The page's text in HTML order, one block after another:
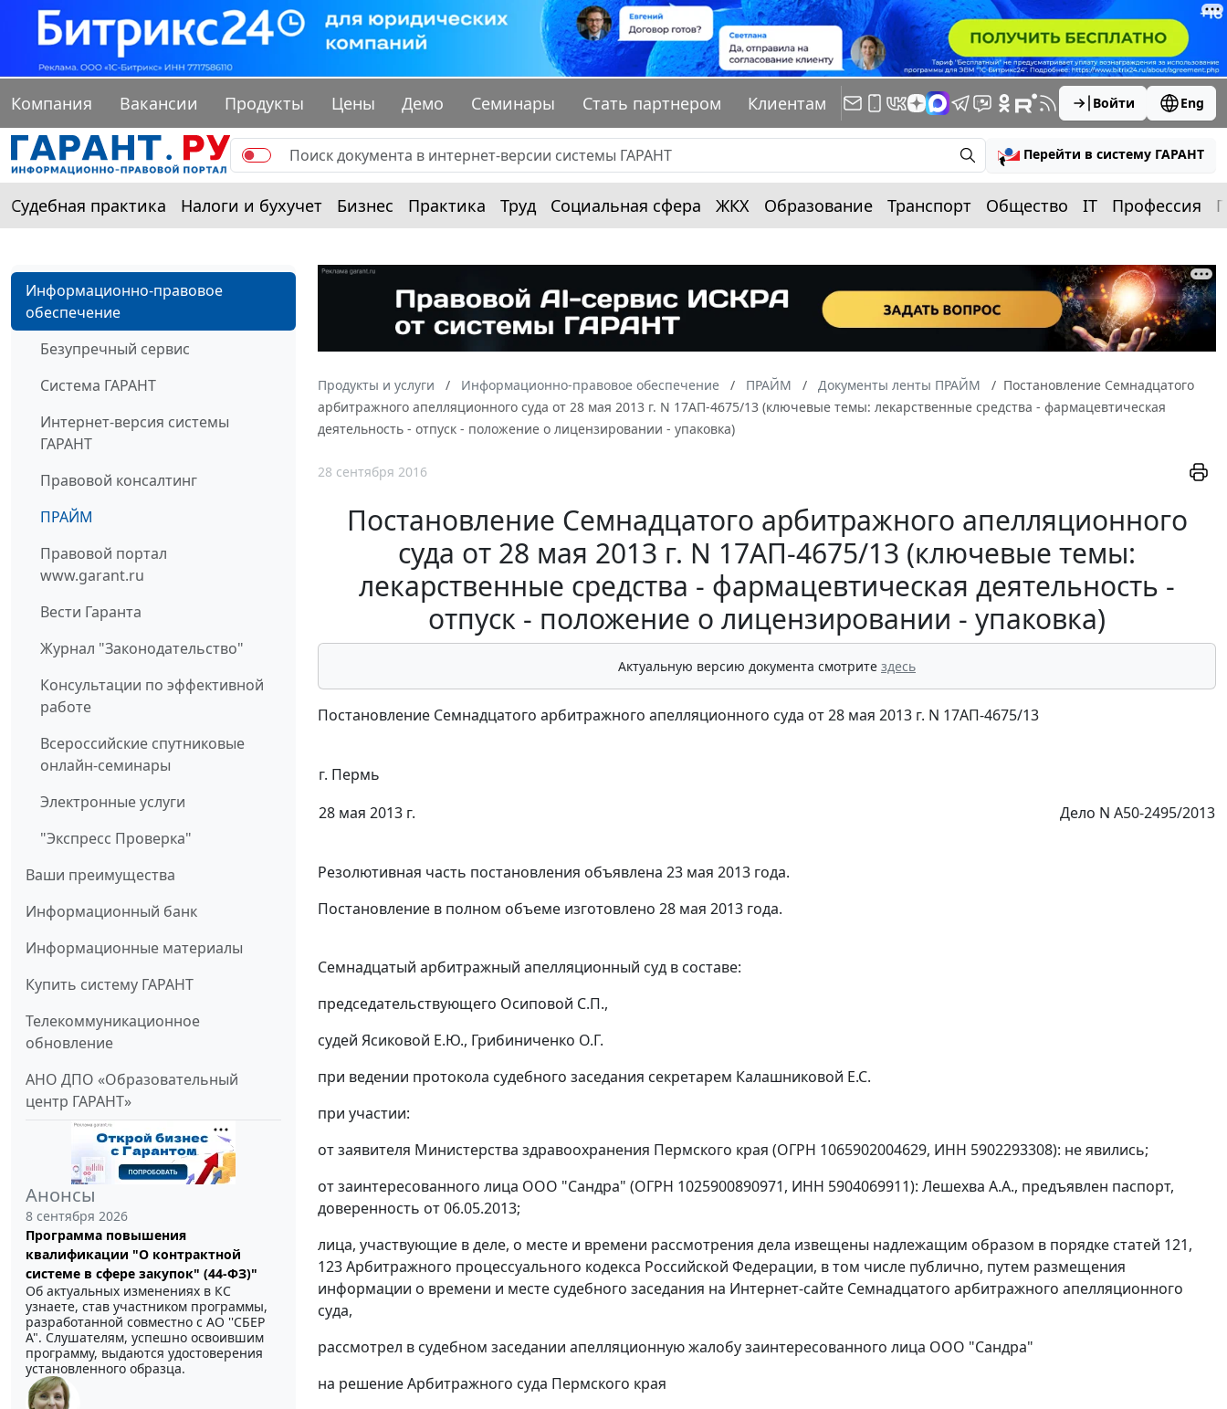
Компания Вакансии Продукты Цены Демо Семинары Стать партнером Клиентам Войти Eng
Перейти в систему ГАРАНТ
Судебная практика Налоги и бухучет Бизнес Практика Труд Социальная сфера ЖКХ Образование Транспорт Общество IT Профессия
Информационно-правовое
обеспечение
Безупречный сервис
Система ГАРАНТ
Интернет-версия системы
ГАРАНТ
Правовой консалтинг
ПРАЙМ
Правовой портал
www.garant.ru
Вести Гаранта
Журнал "Законодательство"
Консультации по эффективной
работе
Всероссийские спутниковые
онлайн-семинары
Электронные услуги
"Экспресс Проверка"
Ваши преимущества
Информационный банк
Информационные материалы
Купить систему ГАРАНТ
Телекоммуникационное
обновление
АНО ДПО «Образовательный
центр ГАРАНТ»
Анонсы
8 сентября 2026
Программа повышения
квалификации "О контрактной
системе в сфере закупок" (44-ФЗ)"
Об актуальных изменениях в КС
узнаете, став участником программы,
разработанной совместно с АО ''СБЕР
А". Слушателям, успешно освоившим
программу, выдаются удостоверения
установленного образца.
Продукты и услуги Информационно-правовое обеспечение ПРАЙМ Документы ленты ПРАЙМ
Постановление Семнадцатого
арбитражного апелляционного суда от 28 мая 2013 г. N 17АП-4675/13 (ключевые темы: лекарственные средства - фармацевтическая
деятельность - отпуск - положение о лицензировании - упаковка)
28 сентября 2016
Постановление Семнадцатого арбитражного апелляционного
суда от 28 мая 2013 г. N 17АП-4675/13 (ключевые темы:
лекарственные средства - фармацевтическая деятельность -
отпуск - положение о лицензировании - упаковка)
Актуальную версию документа смотрите здесь
Постановление Семнадцатого арбитражного апелляционного суда от 28 мая 2013 г. N 17АП-4675/13
г. Пермь
28 мая 2013 г.
Дело N А50-2495/2013
Резолютивная часть постановления объявлена 23 мая 2013 года.
Постановление в полном объеме изготовлено 28 мая 2013 года.
Семнадцатый арбитражный апелляционный суд в составе:
председательствующего Осиповой С.П.,
судей Ясиковой Е.Ю., Грибиниченко О.Г.
при ведении протокола судебного заседания секретарем Калашниковой Е.С.
при участии:
от заявителя Министерства здравоохранения Пермского края (ОГРН 1065902004629, ИНН 5902293308): не явились;
от заинтересованного лица ООО "Сандра" (ОГРН 1025900890971, ИНН 5904069911): Лешехва А.А., предъявлен паспорт,
доверенность от 06.05.2013;
лица, участвующие в деле, о месте и времени рассмотрения дела извещены надлежащим образом в порядке статей 121,
123Арбитражного процессуального кодекса Российской Федерации, в том числе публично, путем размещения
информации о времени и месте судебного заседания на Интернет-сайте Семнадцатого арбитражного апелляционного
суда,
рассмотрел в судебном заседании апелляционную жалобу заинтересованного лица ООО "Сандра"
на решениеАрбитражного суда Пермского края